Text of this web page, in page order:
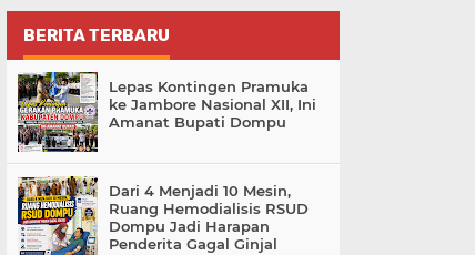
BERITA TERBARU
Lepas Kontingen Pramuka
ke Jambore Nasional XII, Ini
Amanat Bupati Dompu
Dari 4 Menjadi 10 Mesin,
Ruang Hemodialisis RSUD
Dompu Jadi Harapan
Penderita Gagal Ginjal